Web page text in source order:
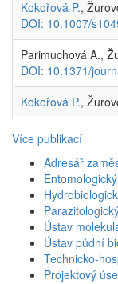
Kokořová P.,
DOI: 10.1007/
Parimuchová A.,
DOI: 10.1371/
Kokořová P.,
Více publikací
Adresář
Ústav
Ústav půdní
Technicko-
Projektový